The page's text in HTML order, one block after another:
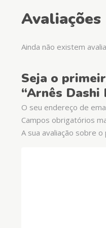
Avaliações
Ainda não existem
Seja o
“Arnês Dashi
O seu endereço de
Campos obrigatórios
A sua avaliação sobre